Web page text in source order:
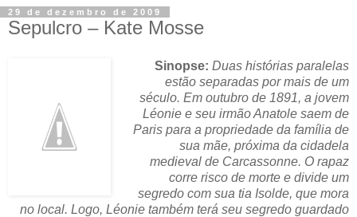
29 de dezembro de 2009
Sepulcro – Kate Mosse
Sinopse: Duas histórias paralelas
estão separadas por mais de um
século. Em outubro de 1891, a jovem
Léonie e seu irmão Anatole saem de
Paris para a propriedade da família de
sua mãe, próxima da cidadela
medieval de Carcassonne. O rapaz
corre risco de morte e divide um
segredo com sua tia Isolde, que mora
no local. Logo, Léonie também terá seu segredo guardado